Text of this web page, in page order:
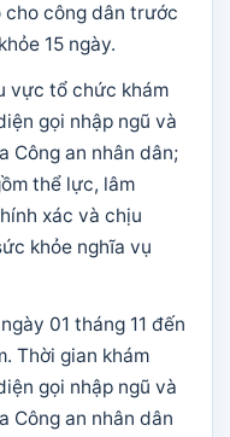
cho công dân trước
15 ngày.
vực tổ chức khám
gọi nhập ngũ và
Công an nhân dân;
thể lực, lâm
xác và chịu
khỏe nghĩa vụ
01 tháng 11 đến
Thời gian khám
gọi nhập ngũ và
Công an nhân dân